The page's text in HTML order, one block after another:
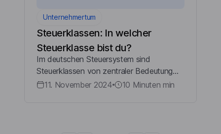
Unternehmertum
Steuerklassen: In welcher
Steuerklasse bist du?
Im deutschen Steuersystem sind
Steuerklassen von zentraler Bedeutung
und haben einen erheblichen Einfluss
11. November 2024 10 Minuten min